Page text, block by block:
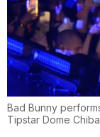
Bad Bunny
Tipstar Dome